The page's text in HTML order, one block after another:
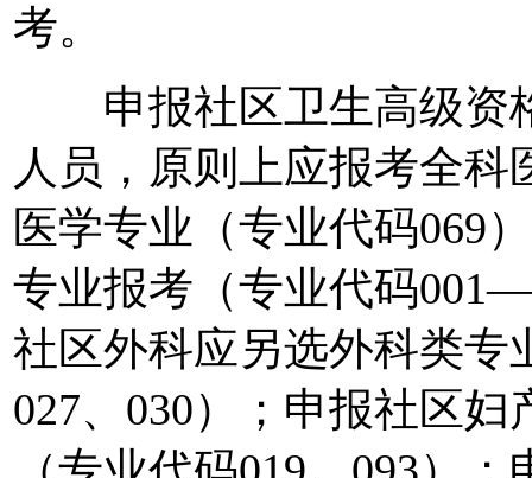
考。
申报社区卫生高级资
人员，原则上应报考全
医学专业（专业代码069
专业报考（专业代码
社区外科应另选外科类
027、030）；申报社区